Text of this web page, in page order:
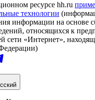
ресурсе hh.ru
технологии
информации на основе
относящихся к
сети «Интернет»,